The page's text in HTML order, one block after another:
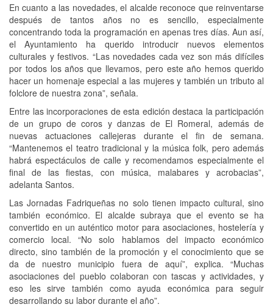
En cuanto a las novedades, el alcalde reconoce que reinventarse
después de tantos años no es sencillo, especialmente
concentrando toda la programación en apenas tres días. Aun así,
el Ayuntamiento ha querido introducir nuevos elementos
culturales y festivos. “Las novedades cada vez son más difíciles
por todos los años que llevamos, pero este año hemos querido
hacer un homenaje especial a las mujeres y también un tributo al
folclore de nuestra zona”, señala.
Entre las incorporaciones de esta edición destaca la participación
de un grupo de coros y danzas de El Romeral, además de
nuevas actuaciones callejeras durante el fin de semana.
“Mantenemos el teatro tradicional y la música folk, pero además
habrá espectáculos de calle y recomendamos especialmente el
final de las fiestas, con música, malabares y acrobacias”,
adelanta Santos.
Las Jornadas Fadriqueñas no solo tienen impacto cultural, sino
también económico. El alcalde subraya que el evento se ha
convertido en un auténtico motor para asociaciones, hostelería y
comercio local. “No solo hablamos del impacto económico
directo, sino también de la promoción y el conocimiento que se
da de nuestro municipio fuera de aquí”, explica. “Muchas
asociaciones del pueblo colaboran con tascas y actividades, y
eso les sirve también como ayuda económica para seguir
desarrollando su labor durante el año”.